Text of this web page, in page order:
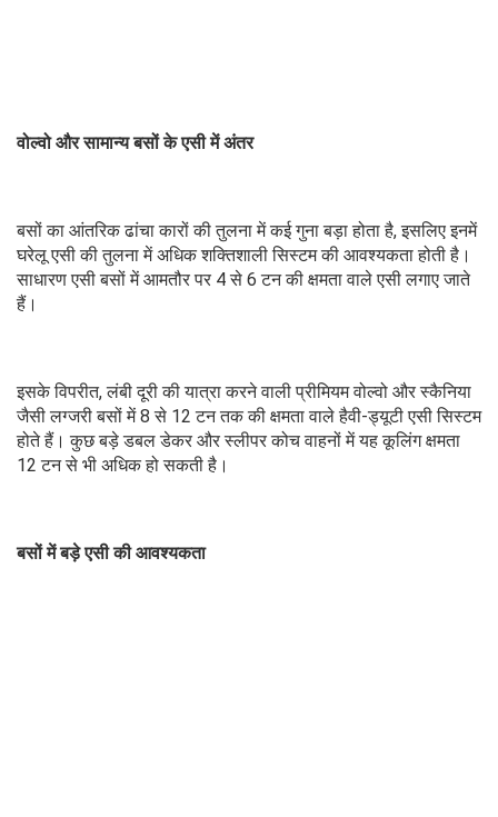
वोल्वो और सामान्य बसों के एसी में अंतर
बसों का आंतरिक ढांचा कारों की तुलना में कई गुना बड़ा होता है, इसलिए इनमें
घरेलू एसी की तुलना में अधिक शक्तिशाली सिस्टम की आवश्यकता होती है।
साधारण एसी बसों में आमतौर पर 4 से 6 टन की क्षमता वाले एसी लगाए जाते
हैं।
इसके विपरीत, लंबी दूरी की यात्रा करने वाली प्रीमियम वोल्वो और स्कैनिया
जैसी लग्जरी बसों में 8 से 12 टन तक की क्षमता वाले हैवी-ड्यूटी एसी सिस्टम
होते हैं। कुछ बड़े डबल डेकर और स्लीपर कोच वाहनों में यह कूलिंग क्षमता
12 टन से भी अधिक हो सकती है।
बसों में बड़े एसी की आवश्यकता